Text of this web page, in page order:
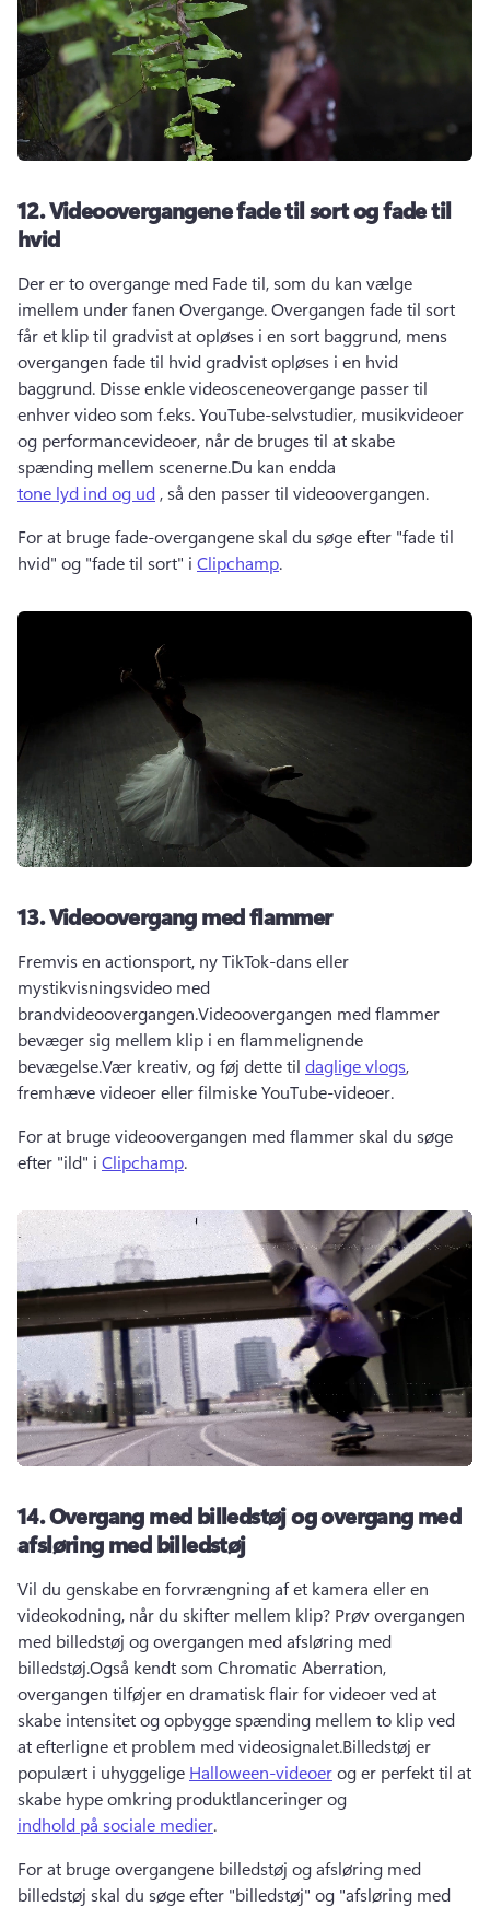
12.Videoovergangene fade til sort og fade til
hvid
Der er to overgange med Fade til, som du kan vælge
imellem under fanen Overgange. Overgangen fade til sort
får et klip til gradvist at opløses i en sort baggrund, mens
overgangen fade til hvid gradvist opløses i en hvid
baggrund. Disse enkle videosceneovergange passer til
enhver video som f.eks. YouTube-selvstudier, musikvideoer
og performancevideoer, når de bruges til at skabe
spænding mellem scenerne.Du kan endda
tone lyd ind og ud , så den passer til videoovergangen.
For at bruge fade-overgangene skal du søge efter "fade til
hvid" og "fade til sort" i Clipchamp.
13.Videoovergang med flammer
Fremvis en actionsport, ny TikTok-dans eller
mystikvisningsvideo med
brandvideoovergangen.Videoovergangen med flammer
bevæger sig mellem klip i en flammelignende
bevægelse.Vær kreativ, og føj dette til daglige vlogs,
fremhæve videoer eller filmiske YouTube-videoer.
For at bruge videoovergangen med flammer skal du søge
efter "ild" i Clipchamp.
14.Overgang med billedstøj og overgang med
afsløring med billedstøj
Vil du genskabe en forvrængning af et kamera eller en
videokodning, når du skifter mellem klip? Prøv overgangen
med billedstøj og overgangen med afsløring med
billedstøj.Også kendt som Chromatic Aberration,
overgangen tilføjer en dramatisk flair for videoer ved at
skabe intensitet og opbygge spænding mellem to klip ved
at efterligne et problem med videosignalet.Billedstøj er
populært i uhyggelige Halloween-videoer og er perfekt til at
skabe hype omkring produktlanceringer og
indhold på sociale medier.
For at bruge overgangene billedstøj og afsløring med
billedstøj skal du søge efter "billedstøj" og "afsløring med